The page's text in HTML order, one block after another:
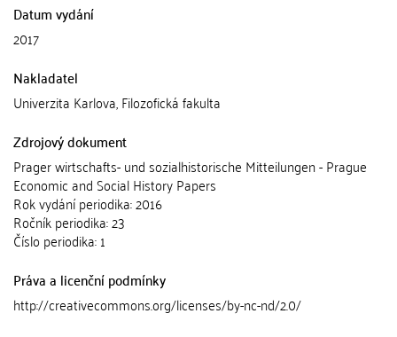
Datum vydání
2017
Nakladatel
Univerzita Karlova, Filozofická fakulta
Zdrojový dokument
Prager wirtschafts- und sozialhistorische Mitteilungen - Prague
Economic and Social History Papers
Rok vydání periodika: 2016
Ročník periodika: 23
Číslo periodika: 1
Práva a licenční podmínky
http://creativecommons.org/licenses/by-nc-nd/2.0/